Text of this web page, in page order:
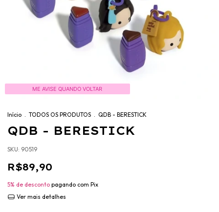
ME AVISE QUANDO VOLTAR
Início . TODOS OS PRODUTOS . QDB - BERESTICK
QDB - BERESTICK
SKU: 90519
R$89,90
5% de desconto pagando com Pix
Ver mais detalhes